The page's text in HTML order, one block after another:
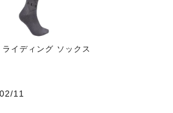
イディング ソックス
11